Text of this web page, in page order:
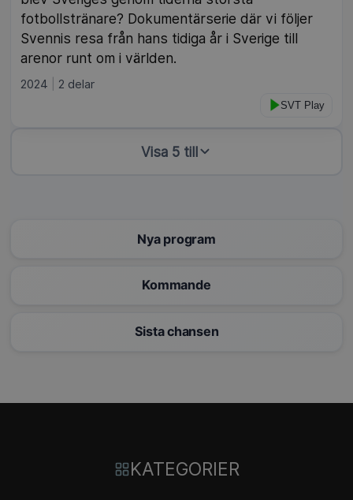
fotbollstränare? Dokumentärserie där vi följer
Svennis resa från hans tidiga år i Sverige till
arenor runt om i världen.
2024 2 delar
SVT Play
Visa 5 till
Nya program
Kommande
Sista chansen
KATEGORIER